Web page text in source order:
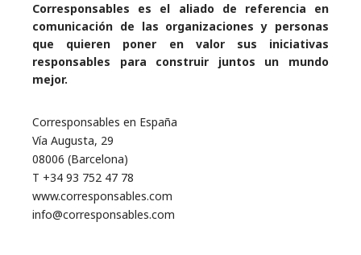
Corresponsables es el aliado de referencia en
comunicación de las organizaciones y personas
que quieren poner en valor sus iniciativas
responsables para construir juntos un mundo
mejor.
Corresponsables en España
Vía Augusta, 29
08006 (Barcelona)
T +34 93 752 47 78
www.corresponsables.com
info@corresponsables.com